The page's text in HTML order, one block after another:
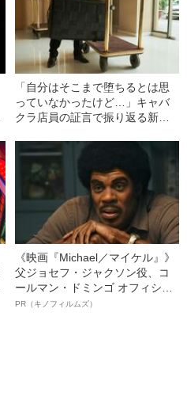
「自分はそこまで堕ちるとは思
っていなかったけど…」キャバ
クラ店員の証言で振り返る新型
べきダメージ”
《映画『Michael／マイケル』》
父ジョセフ・ジャクソン役、コ
ールマン・ドミンゴ オフィシャ
ルインタビュー“観客を魅了した
PR（キノフィルムズ）